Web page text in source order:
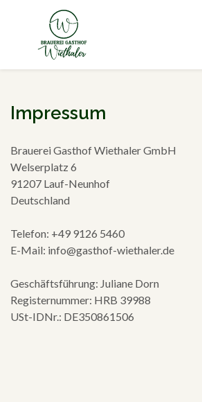
Impressum
Brauerei Gasthof Wiethaler GmbH
Welserplatz 6
91207 Lauf-Neunhof
Deutschland
Telefon: +49 9126 5460
E-Mail: info@gasthof-wiethaler.de
Geschäftsführung: Juliane Dorn
Registernummer: HRB 39988
USt-IDNr.: DE350861506